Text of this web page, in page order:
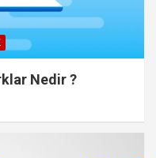
Nedir ?